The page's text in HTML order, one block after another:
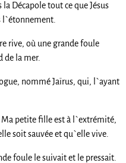
Décapole tout ce que Jésus
rive, où une grande foule
de la mer.
nommé Jaïrus, qui, l`ayant
petite fille est à l`extrémité,
soit sauvée et qu`elle vive.
foule le suivait et le pressait.